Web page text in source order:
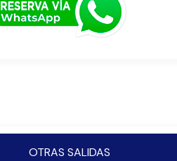
OTRAS SALIDAS